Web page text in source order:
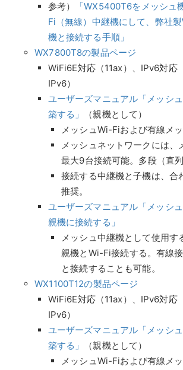
参考）
「WX5400T6をメッシュ
Fi（無線）中継機にして、弊社
機と接続する手順」
WX7800T8の製品ページ
WiFi6E対応（11ax）、IPv6対
IPv6）
ユーザーズマニュアル「メッシ
築する」
（親機として）
メッシュWi-Fiおよび有線メ
メッシュネットワークには、
最大9台接続可能。多段（直
接続する中継機と子機は、合
推奨。
ユーザーズマニュアル「メッシ
親機に接続する」
メッシュ中継機として使用す
親機とWi-Fi接続する。有線
と接続することも可能。
WX1100T12の製品ページ
WiFi6E対応（11ax）、IPv6対
IPv6）
ユーザーズマニュアル「メッシ
築する」
（親機として）
メッシュWi-Fiおよび有線メ